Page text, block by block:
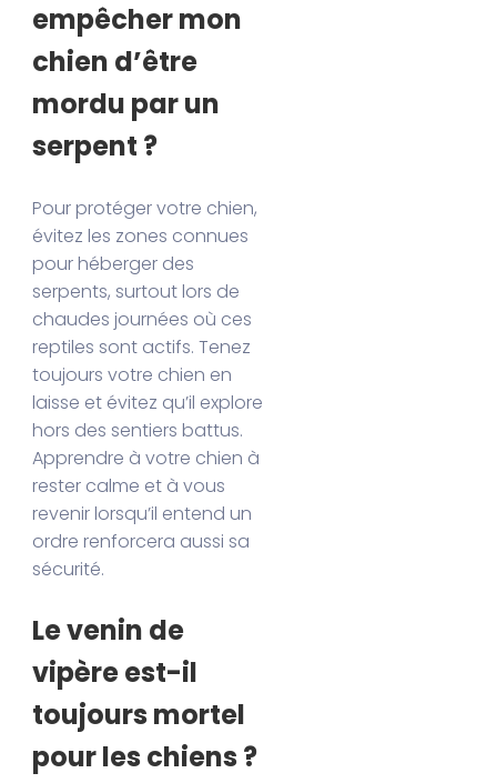
empêcher mon
chien d’être
mordu par un
serpent ?
Pour protéger votre chien,
évitez les zones connues
pour héberger des
serpents, surtout lors de
chaudes journées où ces
reptiles sont actifs. Tenez
toujours votre chien en
laisse et évitez qu’il explore
hors des sentiers battus.
Apprendre à votre chien à
rester calme et à vous
revenir lorsqu’il entend un
ordre renforcera aussi sa
sécurité.
Le venin de
vipère est-il
toujours mortel
pour les chiens ?